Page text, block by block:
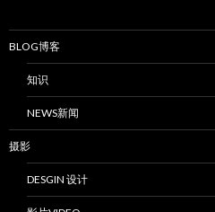
BLOG博客
知识
NEWS新闻
摄影
DESGIN 设计